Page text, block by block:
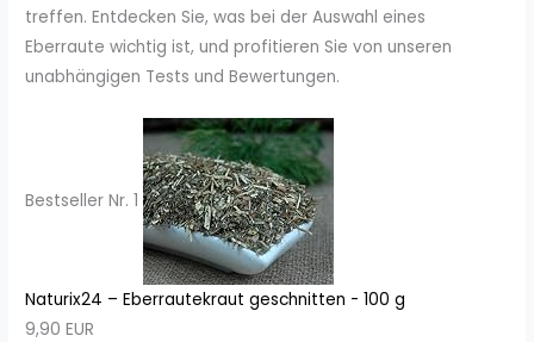
treffen. Entdecken Sie, was bei der Auswahl eines
Eberraute wichtig ist, und profitieren Sie von unseren
unabhängigen Tests und Bewertungen.
Bestseller Nr. 1
Naturix24 – Eberrautekraut geschnitten - 100 g
9,90 EUR